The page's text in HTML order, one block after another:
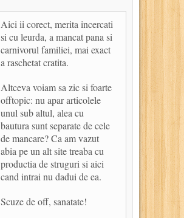
Aici ii corect, merita incercati
si cu leurda, a mancat pana si
carnivorul familiei, mai exact
a raschetat cratita.
Altceva voiam sa zic si foarte
offtopic: nu apar articolele
unul sub altul, alea cu
bautura sunt separate de cele
de mancare? Ca am vazut
abia pe un alt site treaba cu
productia de struguri si aici
cand intrai nu dadui de ea.
Scuze de off, sanatate!